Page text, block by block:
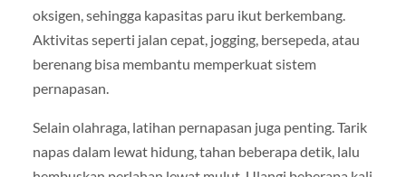
oksigen, sehingga kapasitas paru ikut berkembang.
Aktivitas seperti jalan cepat, jogging, bersepeda, atau
berenang bisa membantu memperkuat sistem
pernapasan.
Selain olahraga, latihan pernapasan juga penting. Tarik
napas dalam lewat hidung, tahan beberapa detik, lalu